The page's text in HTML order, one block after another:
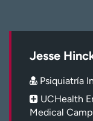
Inicie sesión en
Jesse
Psiquiatría
UCHealth
Medical